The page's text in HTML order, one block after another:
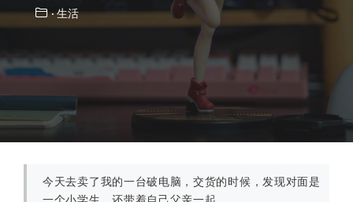
· 生活
今天去卖了我的一台破电脑，交货的时候，发现对面是